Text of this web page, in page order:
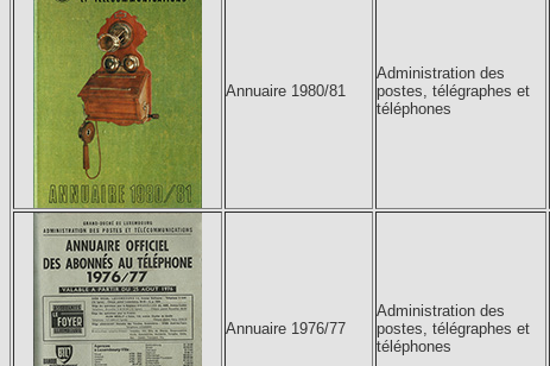
Annuaire 1980/81
Administration des
postes, télégraphes et
téléphones
Annuaire 1976/77
Administration des
postes, télégraphes et
téléphones